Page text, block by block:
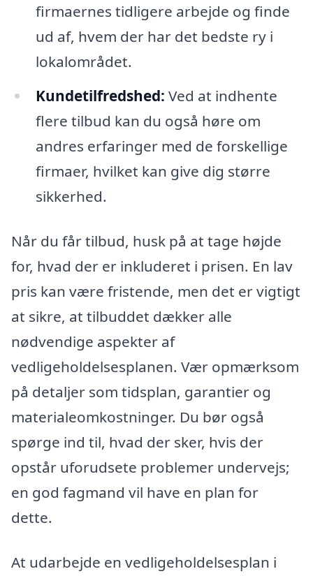
firmaernes tidligere arbejde og finde
ud af, hvem der har det bedste ry i
lokalområdet.
Kundetilfredshed: Ved at indhente
flere tilbud kan du også høre om
andres erfaringer med de forskellige
firmaer, hvilket kan give dig større
sikkerhed.
Når du får tilbud, husk på at tage højde
for, hvad der er inkluderet i prisen. En lav
pris kan være fristende, men det er vigtigt
at sikre, at tilbuddet dækker alle
nødvendige aspekter af
vedligeholdelsesplanen. Vær opmærksom
på detaljer som tidsplan, garantier og
materialeomkostninger. Du bør også
spørge ind til, hvad der sker, hvis der
opstår uforudsete problemer undervejs;
en god fagmand vil have en plan for
dette.
At udarbejde en vedligeholdelsesplan i